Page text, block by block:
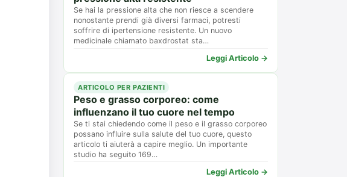
Se hai la pressione alta che non riesce a scendere
nonostante prendi già diversi farmaci, potresti
soffrire di ipertensione resistente. Un nuovo
medicinale chiamato baxdrostat sta…
Leggi Articolo →
ARTICOLO PER PAZIENTI
Peso e grasso corporeo: come
influenzano il tuo cuore nel tempo
Se ti stai chiedendo come il peso e il grasso corporeo
possano influire sulla salute del tuo cuore, questo
articolo ti aiuterà a capire meglio. Un importante
studio ha seguito 169…
Leggi Articolo →